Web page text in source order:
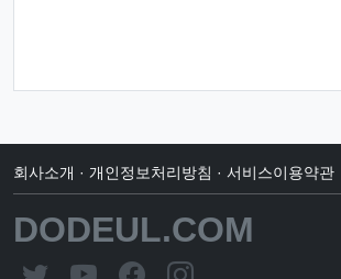
회사소개 · 개인정보처리방침 · 서비스이용약관
DODEUL.COM